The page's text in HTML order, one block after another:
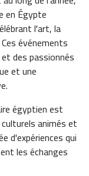
en Égypte
l'art, la
événements
des passionnés
et une
égyptien est
animés et
d'expériences qui
les échanges